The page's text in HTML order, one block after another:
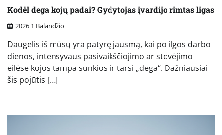
Kodėl dega kojų padai? Gydytojas įvardijo rimtas ligas
2026 1 Balandžio
Daugelis iš mūsų yra patyrę jausmą, kai po ilgos darbo
dienos, intensyvaus pasivaikščiojimo ar stovėjimo
eilėse kojos tampa sunkios ir tarsi „dega“. Dažniausiai
šis pojūtis […]